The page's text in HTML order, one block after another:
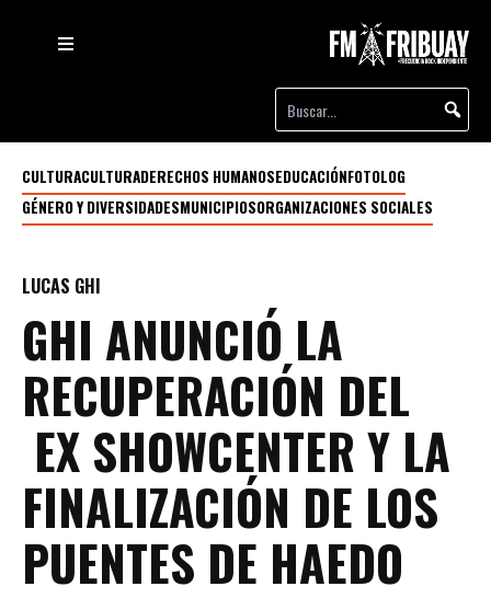
CULTURACULTURADERECHOS HUMANOSEDUCACIÓNFOTOLOG
GÉNERO Y DIVERSIDADESMUNICIPIOSORGANIZACIONES SOCIALES
LUCAS GHI
GHI ANUNCIÓ LA
RECUPERACIÓN DEL
EX SHOWCENTER Y LA
FINALIZACIÓN DE LOS
PUENTES DE HAEDO